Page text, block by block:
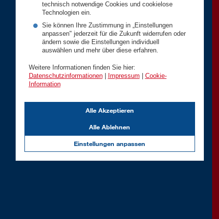
technisch notwendige Cookies und cookielose
Technologien ein.
Sie können Ihre Zustimmung in „Einstellungen
anpassen" jederzeit für die Zukunft widerrufen oder
ändern sowie die Einstellungen individuell
auswählen und mehr über diese erfahren.
Weitere Informationen finden Sie hier:
Datenschutzinformationen| Impressum
Cookie-
Information
Einstellungen anpassen
Alle Ablehnen
Alle Akzeptieren